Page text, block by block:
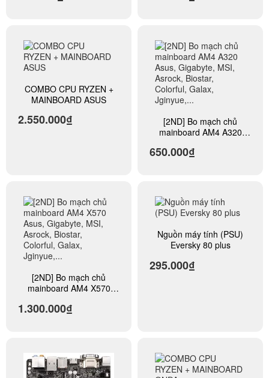
COMBO CPU RYZEN +
MAINBOARD ASUS
2.550.000₫
[2ND] Bo mạch chủ
mainboard AM4 A320
Asrock, Biostar, Colorful,
650.000₫
[2ND] Bo mạch chủ
mainboard AM4 X570
Asrock, Biostar, Colorful,
1.300.000₫
Nguồn máy tính (PSU)
Eversky 80 plus
295.000₫